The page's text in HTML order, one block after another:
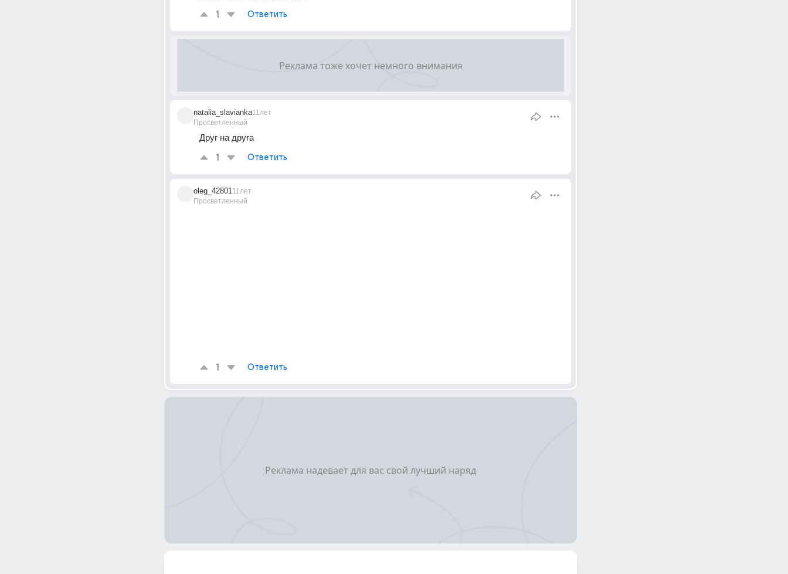
1 Ответить
natalia_slavianka
Просветленный
11лет
Друг на друга
1 Ответить
oleg_42801
Просветленный
11лет
1 Ответить